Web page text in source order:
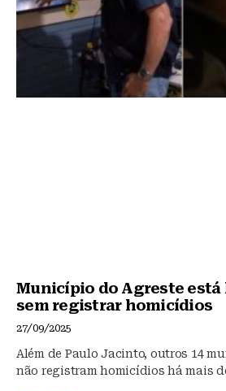
Município do Agreste está
sem registrar homicídios
27/09/2025
Além de Paulo Jacinto, outros 14
não registram homicídios há mais